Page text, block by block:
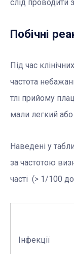
слід проводити
Побічні
Під час
частота
тлі прийому
мали легкий або
Наведені у
за частотою
часті (> 1/100
Інфекції